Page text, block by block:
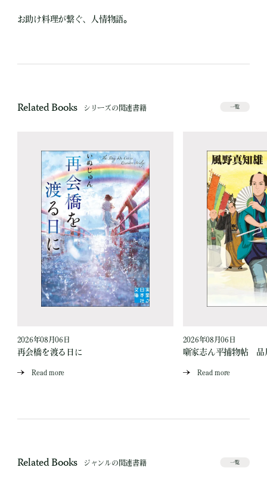
お助け料理が繋ぐ、人情物語。
Related Books シリーズの関連書籍 一覧
2026年08月06日
再会橋を渡る日に
Read more
2026年08月06日
噺家志ん平捕物帖 品
Read more
Related Books ジャンルの関連書籍 一覧